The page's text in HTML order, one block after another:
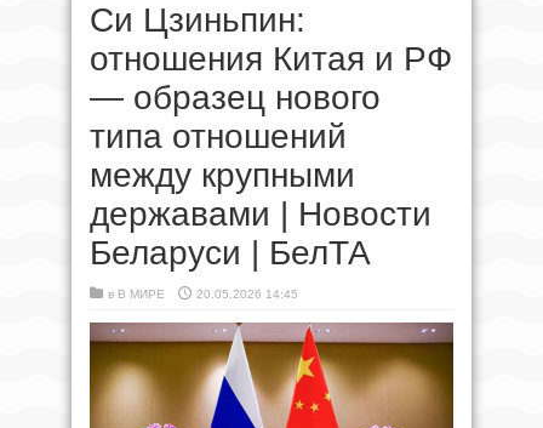
Си Цзиньпин:
отношения Китая и РФ
— образец нового
типа отношений
между крупными
державами | Новости
Беларуси | БелТА
в В МИРЕ 20.05.2026 14:45